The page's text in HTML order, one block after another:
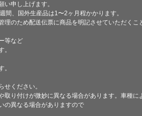
申し上げます。
間、国外生産品は1〜2ヶ月程かかります。
理のため配送伝票に商品を明記させていただくこ
等など
。
。
ください。
り付けが微妙に異なる場合があります。車種に
の異なる場合がありますので